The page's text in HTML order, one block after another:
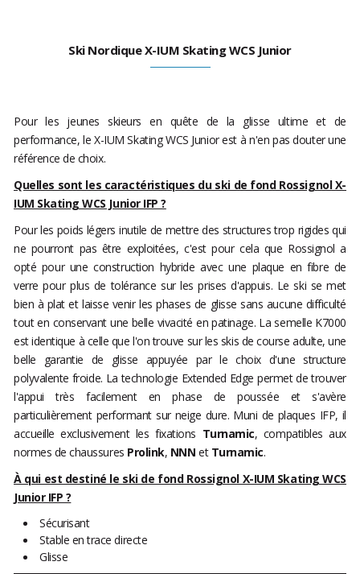
Ski Nordique X-IUM Skating WCS Junior
Pour les jeunes skieurs en quête de la glisse ultime et de
performance, le X-IUM Skating WCS Junior est à n'en pas douter une
référence de choix.
Quelles sont les caractéristiques du ski de fond Rossignol X-
IUM Skating WCS Junior IFP ?
Pour les poids légers inutile de mettre des structures trop rigides qui
ne pourront pas être exploitées, c'est pour cela que Rossignol a
opté pour une construction hybride avec une plaque en fibre de
verre pour plus de tolérance sur les prises d'appuis. Le ski se met
bien à plat et laisse venir les phases de glisse sans aucune difficulté
tout en conservant une belle vivacité en patinage. La semelle K7000
est identique à celle que l'on trouve sur les skis de course adulte, une
belle garantie de glisse appuyée par le choix d'une structure
polyvalente froide. La technologie Extended Edge permet de trouver
l'appui très facilement en phase de poussée et s'avère
particulièrement performant sur neige dure. Muni de plaques IFP, il
accueille exclusivement les fixations Turnamic, compatibles aux
normes de chaussures Prolink, NNN et Turnamic.
À qui est destiné le ski de fond Rossignol X-IUM Skating WCS
Junior IFP ?
Sécurisant
Stable en trace directe
Glisse